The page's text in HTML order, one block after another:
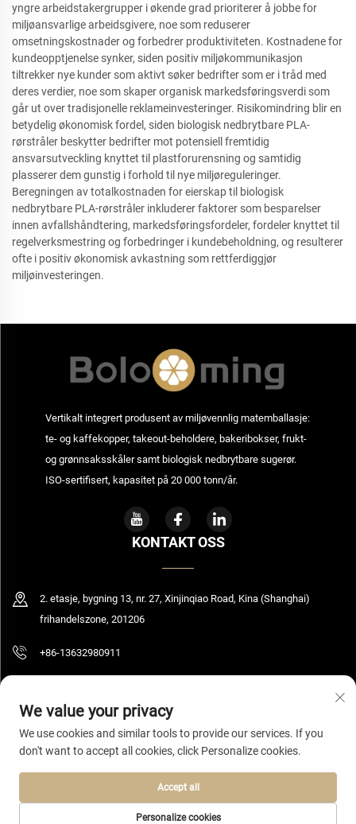
yngre arbeidstakergrupper i økende grad prioriterer å jobbe for
miljøansvarlige arbeidsgivere, noe som reduserer
omsetningskostnader og forbedrer produktiviteten. Kostnadene for
kundeopptjenelse synker, siden positiv miljøkommunikasjon
tiltrekker nye kunder som aktivt søker bedrifter som er i tråd med
deres verdier, noe som skaper organisk markedsføringsverdi som
går ut over tradisjonelle reklameinvesteringer. Risikomindring blir en
betydelig økonomisk fordel, siden biologisk nedbrytbare PLA-
rørstråler beskytter bedrifter mot potensiell fremtidig
ansvarsutveckling knyttet til plastforurensning og samtidig
plasserer dem gunstig i forhold til nye miljøreguleringer.
Beregningen av totalkostnaden for eierskap til biologisk
nedbrytbare PLA-rørstråler inkluderer faktorer som besparelser
innen avfallshåndtering, markedsføringsfordeler, fordeler knyttet til
regelverksmestring og forbedringer i kundebeholdning, og resulterer
ofte i positiv økonomisk avkastning som rettferdiggjør
miljøinvesteringen.
Vertikalt integrert produsent av miljøvennlig matemballasje:
te- og kaffekopper, takeout-beholdere, bakeribokser, frukt-
og grønnsaksskåler samt biologisk nedbrytbare sugerør.
ISO-sertifisert, kapasitet på 20 000 tonn/år.
KONTAKT OSS
2. etasje, bygning 13, nr. 27, Xinjinqiao Road, Kina (Shanghai)
frihandelszone, 201206
+86-13632980911
Opphavsrett © 2026 Shanghai Bolooming Technology Co., Ltd. Alle rettigheter
forbeholdes. Personvernpolicy
We value your privacy
We use cookies and similar tools to provide our services. If you
don't want to accept all cookies, click Personalize cookies.
Personalize cookies
Accept all